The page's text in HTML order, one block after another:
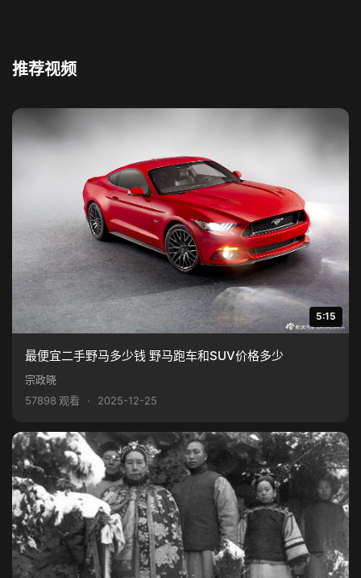
推荐视频
5:15
最便宜二手野马多少钱 野马跑车和SUV价格多少
宗政晓
57898 观看
· 2025-12-25